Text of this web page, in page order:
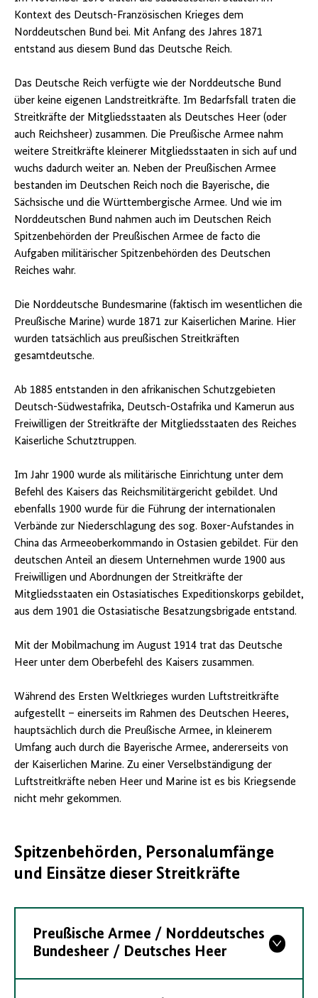
Kontext des Deutsch-Französischen Krieges dem
Norddeutschen Bund bei. Mit Anfang des Jahres 1871
entstand aus diesem Bund das Deutsche Reich.
Das Deutsche Reich verfügte wie der Norddeutsche Bund
über keine eigenen Landstreitkräfte. Im Bedarfsfall traten die
Streitkräfte der Mitgliedsstaaten als Deutsches Heer (oder
auch Reichsheer) zusammen. Die Preußische Armee nahm
weitere Streitkräfte kleinerer Mitgliedsstaaten in sich auf und
wuchs dadurch weiter an. Neben der Preußischen Armee
bestanden im Deutschen Reich noch die Bayerische, die
Sächsische und die Württembergische Armee. Und wie im
Norddeutschen Bund nahmen auch im Deutschen Reich
Spitzenbehörden der Preußischen Armee de facto die
Aufgaben militärischer Spitzenbehörden des Deutschen
Reiches wahr.
Die Norddeutsche Bundesmarine (faktisch im wesentlichen die
Preußische Marine) wurde 1871 zur Kaiserlichen Marine. Hier
wurden tatsächlich aus preußischen Streitkräften
gesamtdeutsche.
Ab 1885 entstanden in den afrikanischen Schutzgebieten
Deutsch-Südwestafrika, Deutsch-Ostafrika und Kamerun aus
Freiwilligen der Streitkräfte der Mitgliedsstaaten des Reiches
Kaiserliche Schutztruppen.
Im Jahr 1900 wurde als militärische Einrichtung unter dem
Befehl des Kaisers das Reichsmilitärgericht gebildet. Und
ebenfalls 1900 wurde für die Führung der internationalen
Verbände zur Niederschlagung des sog. Boxer-Aufstandes in
China das Armeeoberkommando in Ostasien gebildet. Für den
deutschen Anteil an diesem Unternehmen wurde 1900 aus
Freiwilligen und Abordnungen der Streitkräfte der
Mitgliedsstaaten ein Ostasiatisches Expeditionskorps gebildet,
aus dem 1901 die Ostasiatische Besatzungsbrigade entstand.
Mit der Mobilmachung im August 1914 trat das Deutsche
Heer unter dem Oberbefehl des Kaisers zusammen.
Während des Ersten Weltkrieges wurden Luftstreitkräfte
aufgestellt – einerseits im Rahmen des Deutschen Heeres,
hauptsächlich durch die Preußische Armee, in kleinerem
Umfang auch durch die Bayerische Armee, andererseits von
der Kaiserlichen Marine. Zu einer Verselbständigung der
Luftstreitkräfte neben Heer und Marine ist es bis Kriegsende
nicht mehr gekommen.
Spitzenbehörden, Personalumfänge
und Einsätze dieser Streitkräfte
Preußische Armee / Norddeutsches
Bundesheer / Deutsches Heer